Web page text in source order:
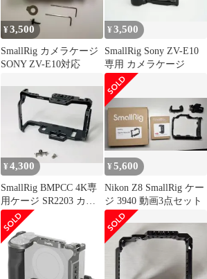
ンドル内蔵 Arca QDソ
ケット用クイックリリ
ースプレート - 49
ンドル内蔵 Arca QDソ
ケット用クイックリリ
ースプレート - 49
¥3,500
SmallRig カメラケージ
SONY ZV-E10対応
¥3,500
SmallRig Sony ZV-E10
専用 カメラケージ
¥4,300
SmallRig BMPCC 4K専
用ケージ SR2203 カメ
ラアクセサリー
¥5,600
Nikon Z8 SmallRig ケー
ジ 3940 動画3点セット